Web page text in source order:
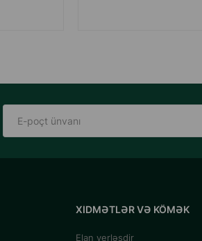
XIDMƏTLƏR VƏ KÖMƏK
Elan yerləşdir